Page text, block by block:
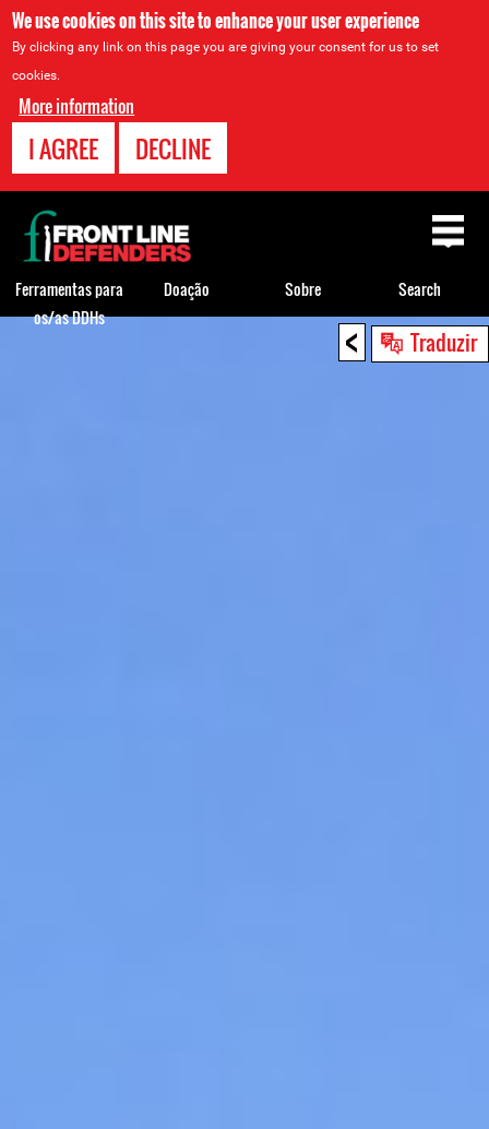
We use cookies on this site to enhance your user experience
By clicking any link on this page you are giving your consent for us to set
cookies.
More information
I AGREE DECLINE
< Traduzir
Back
Back
to
top
Ferramentas para
os/as DDHs
Doação Sobre Search